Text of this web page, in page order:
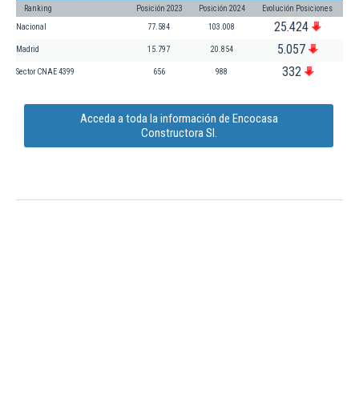
Ranking Posición 2023 Posición 2024 Evolución Posiciones
Nacional 77.584 103.008 25.424
Madrid 15.797 20.854 5.057
Sector CNAE 4399 656 988 332
Acceda a toda la información de Encocasa
Constructora Sl.